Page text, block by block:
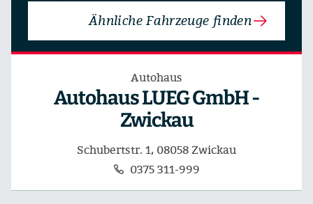
Ähnliche Fahrzeuge finden
Autohaus
Autohaus LUEG GmbH -
Zwickau
Schubertstr. 1, 08058 Zwickau
0375 311-999